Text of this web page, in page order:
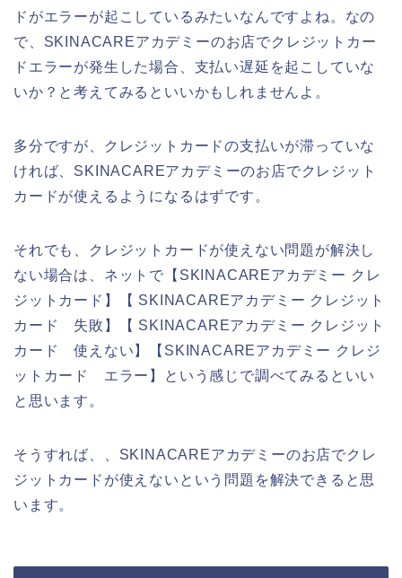
ドがエラーが起こしているみたいなんですよね。なの
で、SKINACAREアカデミーのお店でクレジットカー
ドエラーが発生した場合、支払い遅延を起こしていな
いか？と考えてみるといいかもしれませんよ。
多分ですが、クレジットカードの支払いが滞っていな
ければ、SKINACAREアカデミーのお店でクレジット
カードが使えるようになるはずです。
それでも、クレジットカードが使えない問題が解決し
ない場合は、ネットで【SKINACAREアカデミー クレ
ジットカード】【 SKINACAREアカデミー クレジット
カード 失敗】【 SKINACAREアカデミー クレジット
カード 使えない】【SKINACAREアカデミー クレジ
ットカード エラー】という感じで調べてみるといい
と思います。
そうすれば、、SKINACAREアカデミーのお店でクレ
ジットカードが使えないという問題を解決できると思
います。